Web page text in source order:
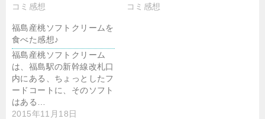
コミ感想
コミ感想
福島産桃ソフトクリームを
食べた感想♪
福島産桃ソフトクリーム
は、福島駅の新幹線改札口
内にある、ちょっとしたフ
ードコートに、そのソフト
はある…
2015年11月18日